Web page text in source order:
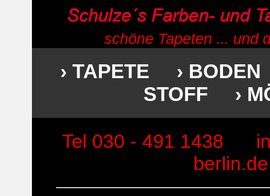
schöne Tapeten ... und
› TAPETE
› BODEN
STOFF ›
Tel 030 - 491 1438
berlin.de